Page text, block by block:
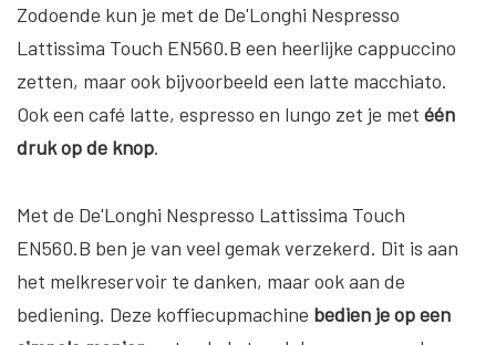
Zodoende kun je met de De'Longhi Nespresso
Lattissima Touch EN560.B een heerlijke cappuccino
zetten, maar ook bijvoorbeeld een latte macchiato.
Ook een café latte, espresso en lungo zet je met één
druk op de knop.
Met de De'Longhi Nespresso Lattissima Touch
EN560.B ben je van veel gemak verzekerd. Dit is aan
het melkreservoir te danken, maar ook aan de
bediening. Deze koffiecupmachine bedien je op een